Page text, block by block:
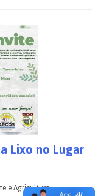
Lixo no Lugar
e Agricultura